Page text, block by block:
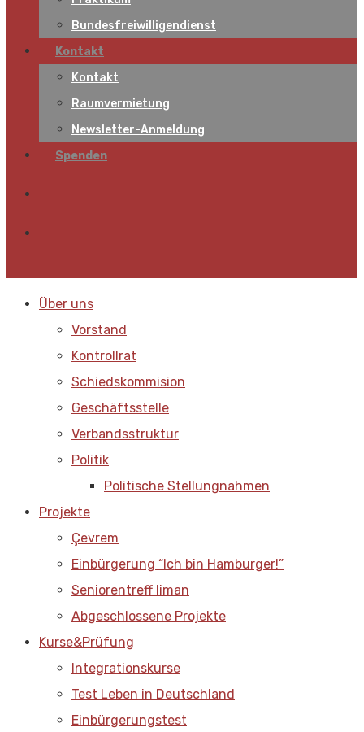
Bundesfreiwilligendienst
Kontakt
Kontakt
Raumvermietung
Newsletter-Anmeldung
Spenden
Über uns
Vorstand
Kontrollrat
Schiedskommision
Geschäftsstelle
Verbandsstruktur
Politik
Politische Stellungnahmen
Projekte
Çevrem
Einbürgerung “Ich bin Hamburger!”
Seniorentreff liman
Abgeschlossene Projekte
Kurse&Prüfung
Integrationskurse
Test Leben in Deutschland
Einbürgerungstest